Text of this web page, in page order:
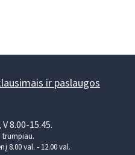
ir paslaugos
8.00-15.45.
trumpiau.
8.00 val. - 12.00 val.